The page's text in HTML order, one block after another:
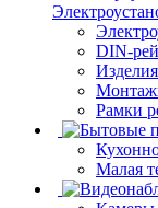
DIN-
Рамки
Малая